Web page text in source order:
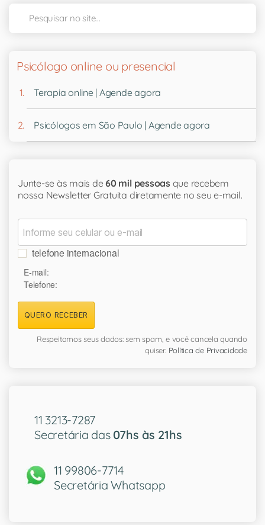
Psicólogo online ou presencial
Terapia online | Agende agora
Psicólogos em São Paulo | Agende agora
Junte-se às mais de60 mil pessoas que recebem
nossa Newsletter Gratuita diretamente no seu e-mail.
telefone internacional
E-mail:
Telefone:
QUERO RECEBER
Respeitamos seus dados: sem spam, e você cancela quando
quiser. Política de Privacidade
11 3213-7287
Secretária das 07hs às 21hs
11 99806-7714
Secretária Whatsapp